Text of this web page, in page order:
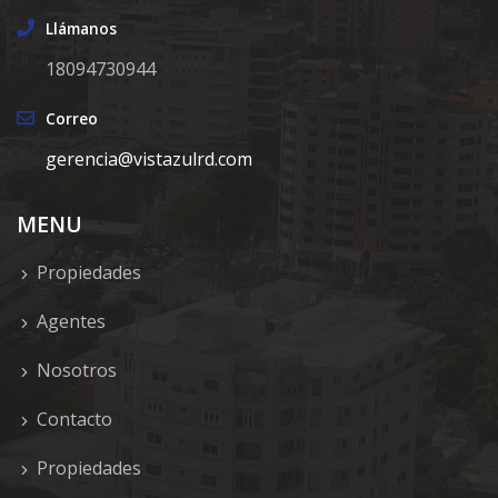
Llámanos
18094730944
Correo
gerencia@vistazulrd.com
MENU
Propiedades
Agentes
Nosotros
Contacto
Propiedades